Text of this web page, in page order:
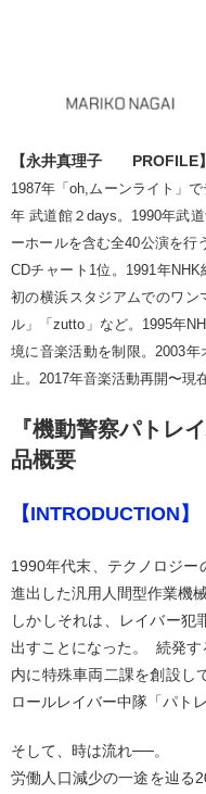
【永井真理子 PROFILE】
1987年「oh,ムーンライト」
年 武道館２days。1990年武
ーホールを含む全40公演を行
CDチャート1位。1991年
初の横浜スタジアムでのワン
ル」「zutto」など。1995年
境に音楽活動を制限。2003
止。2017年音楽活動再開〜現
『機動警察パトレ
品概要
【INTRODUCTION】
1990年代末、テクノロジー
進出した汎用人間型作業機
しかしそれは、レイバー犯
出すことになった。 続発
内に特殊車両二課を創設し
ロールレイバー中隊「パト
そして、時は流れ──。
労働人口減少の一途を辿る